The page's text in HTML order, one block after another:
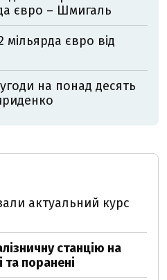
євро – Шмигаль
мільярда євро від
на понад десять
актуальний курс
станцію на
та поранені